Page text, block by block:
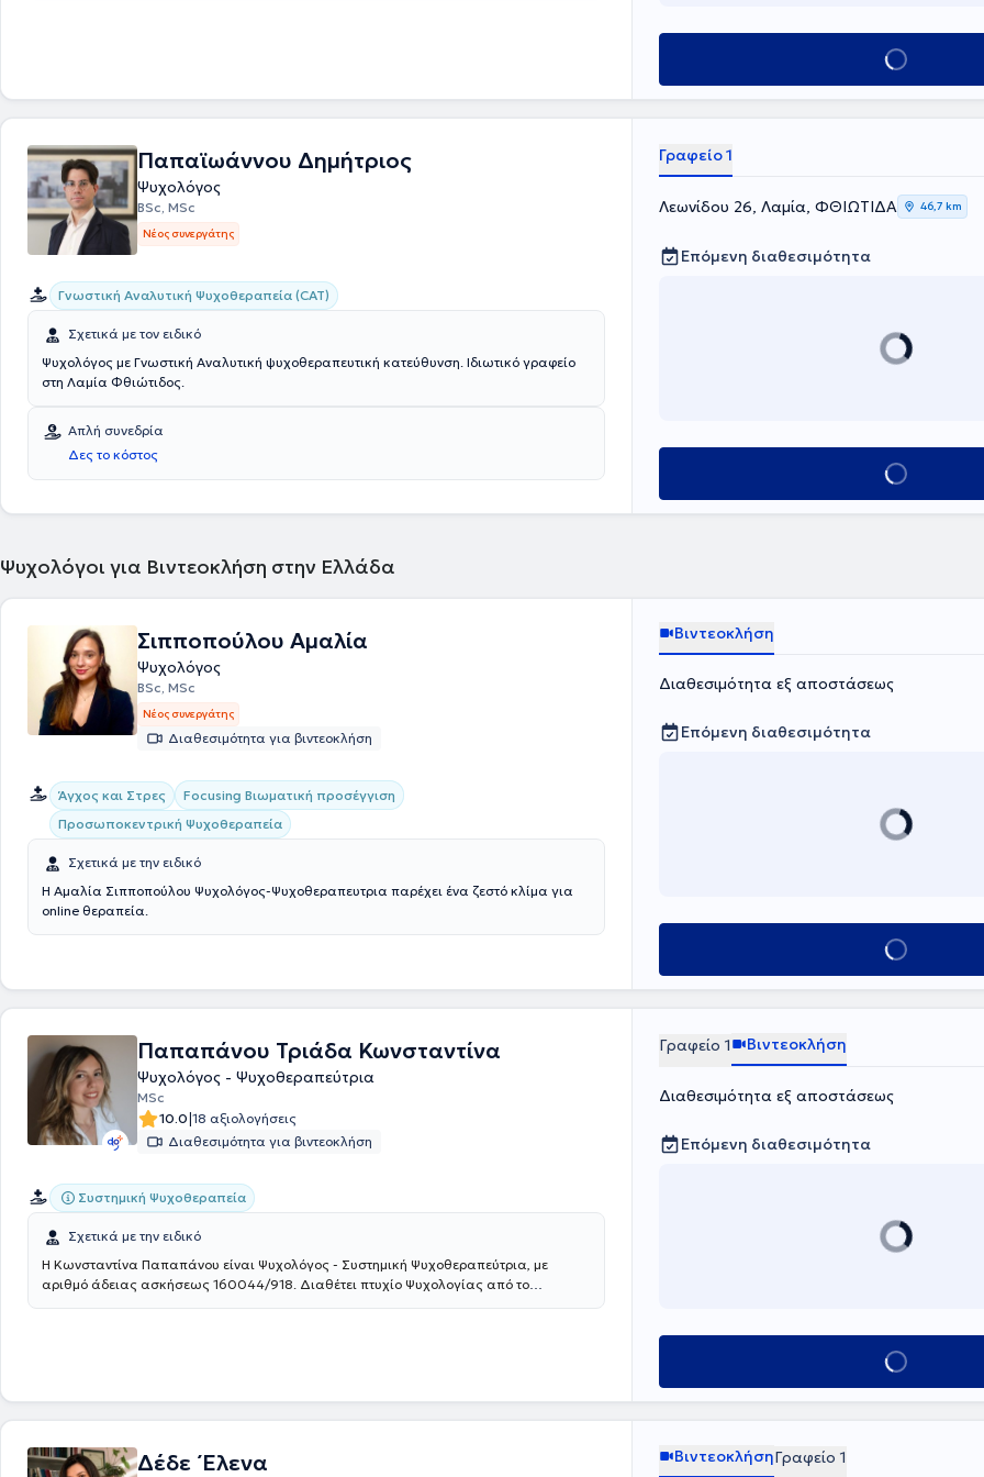
συζήτησης. Διδάσκει μαθήματα ψυχολογίας στο Δημόσιο ΣΑΕΚ Αιγίου. Οργανώνει
ομιλίες σε διάφορους κοινωνικούς χώρους της ευρύτερης περιοχής στην οποία ζει με
φιλοξενηθεί σε φύλλα τοπικών εφημερίδων του τόπου της. Τέλος, συμμετέχει σε
σεμινάρια και ομάδες για τη προσωπική και επαγγελματική της εξέλιξη.
Κλείσε ραντεβού
Παπαϊωάννου Δημήτριος
Ψυχολόγος
BSc, MSc
Νέος συνεργάτης
Γνωστική Αναλυτική Ψυχοθεραπεία (CAT)
Σχετικά με τον ειδικό
Ψυχολόγος με Γνωστική Αναλυτική ψυχοθεραπευτική κατεύθυνση. Ιδιωτικό γραφείο
στη Λαμία Φθιώτιδος.
Απλή συνεδρία
Δες το κόστος
Γραφείο 1
Λεωνίδου 26, Λαμία, ΦΘΙΩΤΙΔΑ 46,7 km
Επόμενη διαθεσιμότητα
Κλείσε ραντεβού
Ψυχολόγοι για Βιντεοκλήση στην Ελλάδα
Σιπποπούλου Αμαλία
Ψυχολόγος
BSc, MSc
Νέος συνεργάτης
Διαθεσιμότητα για βιντεοκλήση
Άγχος και Στρες
Focusing Βιωματική προσέγγιση
Προσωποκεντρική Ψυχοθεραπεία
Σχετικά με την ειδικό
Η Αμαλία Σιπποπούλου Ψυχολόγος-Ψυχοθεραπευτρια παρέχει ένα ζεστό κλίμα για
online θεραπεία.
Βιντεοκλήση
Διαθεσιμότητα εξ αποστάσεως
Επόμενη διαθεσιμότητα
Κλείσε ραντεβού
Παπαπάνου Τριάδα Κωνσταντίνα
Ψυχολόγος - Ψυχοθεραπεύτρια
MSc
10.0|18 αξιολογήσεις
Διαθεσιμότητα για βιντεοκλήση
Συστημική Ψυχοθεραπεία
Σχετικά με την ειδικό
Η Κωνσταντίνα Παπαπάνου είναι Ψυχολόγος - Συστημική Ψυχοθεραπεύτρια, με
αριθμό άδειας ασκήσεως 160044/918. Διαθέτει πτυχίο Ψυχολογίας από το
Ψυχοθεραπείας και Συμβουλευτικής, που πραγματοποιείται από το Κέντρο
Συστημικής Μελέτης και Θεραπείας. Η συστημική ψυχοθεραπεία βλέπει το άτομο ως
αποτελείται από πολλά κομμάτια, και όχι μόνο από ένα. Επικεντρώνεται στις σχέσεις
Γραφείο 1 Βιντεοκλήση
Διαθεσιμότητα εξ αποστάσεως
Επόμενη διαθεσιμότητα
Κλείσε ραντεβού
Δέδε ΄Ελενα ΒιντεοκλήσηΓραφείο 1